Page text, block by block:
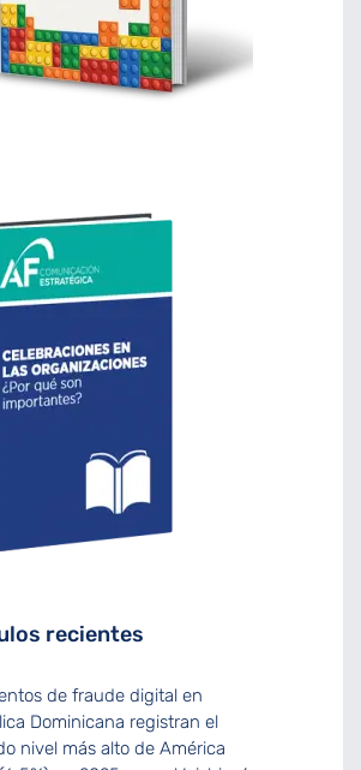
recientes
de fraude digital en
Dominicana registran el
nivel más alto de América